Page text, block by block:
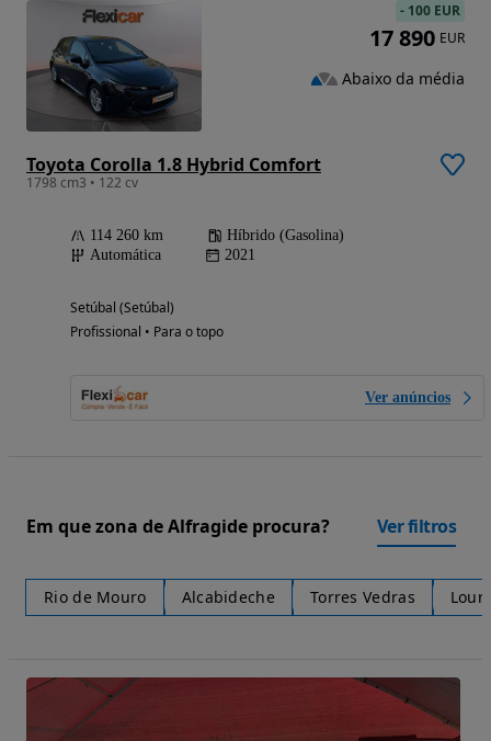
Toyota Corolla 1.8 Hybrid Comfort
1798 cm3 • 122 cv
114 260 km
Híbrido (Gasolina)
Automática
2021
Setúbal (Setúbal)
Profissional • Para o topo
Ver anúncios
- 100 EUR
17 890 EUR
Abaixo da média
Em que zona de Alfragide procura? Ver filtros
Rio de Mouro Alcabideche Torres Vedras